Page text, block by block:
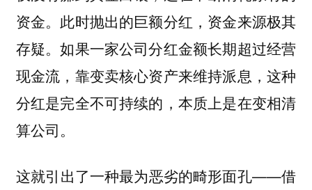
资金。此时抛出的巨额分红，资金来源极其
存疑。如果一家公司分红金额长期超过经营
现金流，靠变卖核心资产来维持派息，这种
分红是完全不可持续的，本质上是在变相清
算公司。
这就引出了一种最为恶劣的畸形面孔——借